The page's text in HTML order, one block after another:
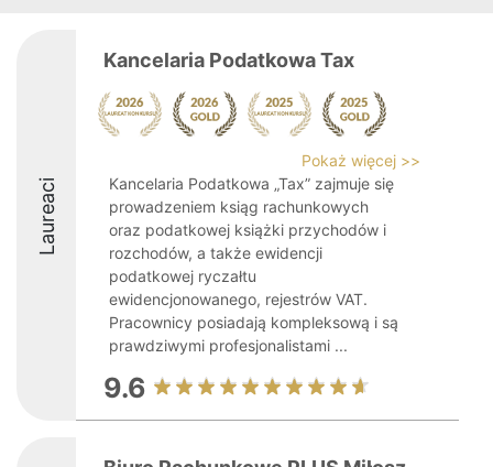
Laureaci
Kancelaria Podatkowa Tax
Pokaż więcej >>
Kancelaria Podatkowa „Tax” zajmuje się
prowadzeniem ksiąg rachunkowych
oraz podatkowej książki przychodów i
rozchodów, a także ewidencji
podatkowej ryczałtu
ewidencjonowanego, rejestrów VAT.
Pracownicy posiadają kompleksową i są
prawdziwymi profesjonalistami ...
9.6